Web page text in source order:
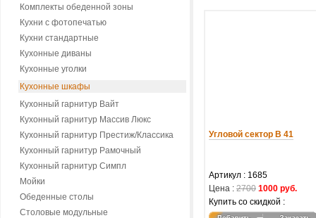
Комплекты обеденной зоны
Кухни с фотопечатью
Кухни стандартные
Кухонные диваны
Кухонные уголки
Кухонные шкафы
Кухонный гарнитур Вайт
Кухонный гарнитур Массив Люкс
Кухонный гарнитур Престиж/Классика
Кухонный гарнитур Рамочный
Кухонный гарнитур Симпл
Мойки
Обеденные столы
Столовые модульные
Угловой сектор В 41
Артикул : 1685
Цена : 2700 1000 руб.
Купить со скидкой :